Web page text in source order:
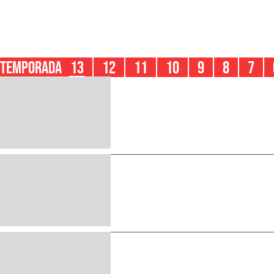
TEMPORADA 13 12 11 10 9 8 7